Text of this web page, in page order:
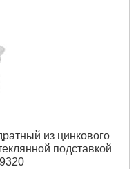
из цинкового
подставкой